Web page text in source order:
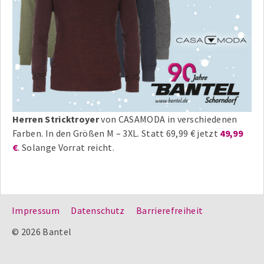
Herren Stricktroyervon CASAMODA in verschiedenen
Farben. In den Größen M – 3XL. Statt 69,99 € jetzt 49,99
€. Solange Vorrat reicht.
Impressum Datenschutz
Barrierefreiheit
© 2026 Bantel